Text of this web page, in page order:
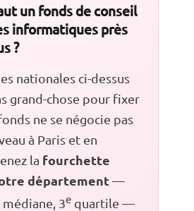
un fonds de conseil
informatiques près
?
nationales ci-dessus
grand-chose pour fixer
ne se négocie pas
à Paris et en
la fourchette
département —
3e quartile —